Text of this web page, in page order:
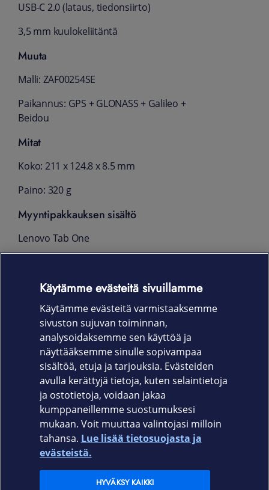
USB-C 2.0 (lataus, tiedonsiirto)
3,5 mm kuulokeliitäntä
Muuta
Malli: ZAF00254SE
Paikannus: GPS + GLONASS + Galileo +
Beidou
Mitat
Koko: 211 x 124.8 x 8.5 mm
Paino: 320 g
Myyntipakkauksen sisältö
Lenovo Tab One
Pika-aloitusopas
Turvallisuus- ja takuuopas
Takuu
24 kk
Elisa.fi
Käytämme evästeitä sivuillamme
Käytämme evästeitä varmistaaksemme
sivuston sujuvan toiminnan,
analysoidaksemme sen käyttöä ja
näyttääksemme sinulle sopivampaa
sisältöä, etuja ja tarjouksia. Evästeiden
avulla kerättyjä tietoja, kuten selaintietoja
ja ostotietoja, voidaan jakaa
kumppaneillemme suostumuksesi
mukaan. Voit muuttaa valintojasi milloin
tahansa. Lue lisää tietosuojasta ja
evästeistä.
HYVÄKSY KAIKKI